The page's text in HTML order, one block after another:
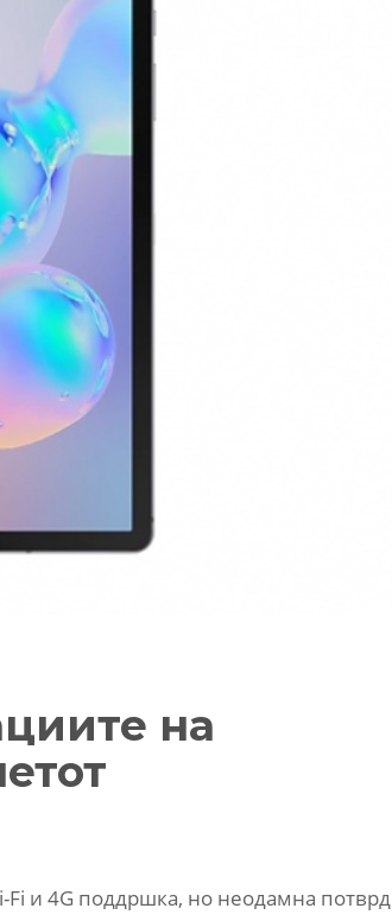
на
Fi и 4G поддршка, но неодамна